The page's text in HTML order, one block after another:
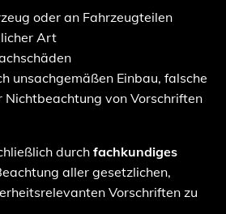
oder an Fahrzeugteilen
Art
unsachgemäßen Einbau, falsche
Nichtbeachtung von Vorschriften
durch fachkundiges
aller gesetzlichen,
Vorschriften zu